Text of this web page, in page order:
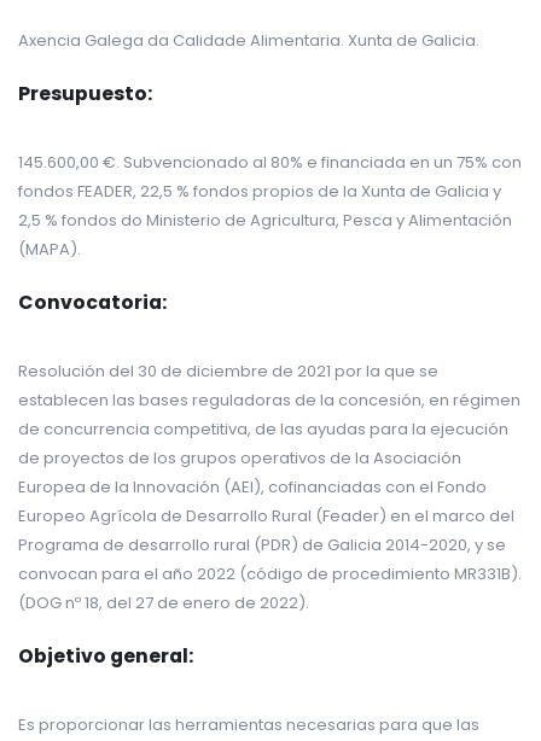
Axencia Galega da Calidade Alimentaria. Xunta de Galicia.
Presupuesto:
145.600,00 €. Subvencionado al 80% e financiada en un 75% con
fondos FEADER, 22,5 % fondos propios de la Xunta de Galicia y
2,5 % fondos do Ministerio de Agricultura, Pesca y Alimentación
(MAPA).
Convocatoria:
Resolución del 30 de diciembre de 2021 por la que se
establecen las bases reguladoras de la concesión, en régimen
de concurrencia competitiva, de las ayudas para la ejecución
de proyectos de los grupos operativos de la Asociación
Europea de la Innovación (AEI), cofinanciadas con el Fondo
Europeo Agrícola de Desarrollo Rural (Feader) en el marco del
Programa de desarrollo rural (PDR) de Galicia 2014-2020, y se
convocan para el año 2022 (código de procedimiento MR331B).
(DOG nº 18, del 27 de enero de 2022).
Objetivo general:
Es proporcionar las herramientas necesarias para que las